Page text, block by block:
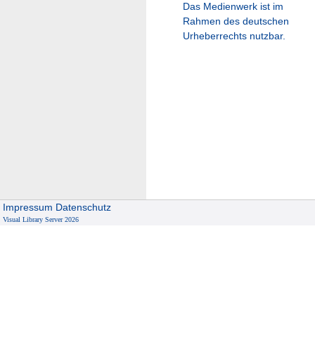
Das Medienwerk ist im
Rahmen des deutschen
Urheberrechts nutzbar.
Impressum Datenschutz
Visual Library Server 2026